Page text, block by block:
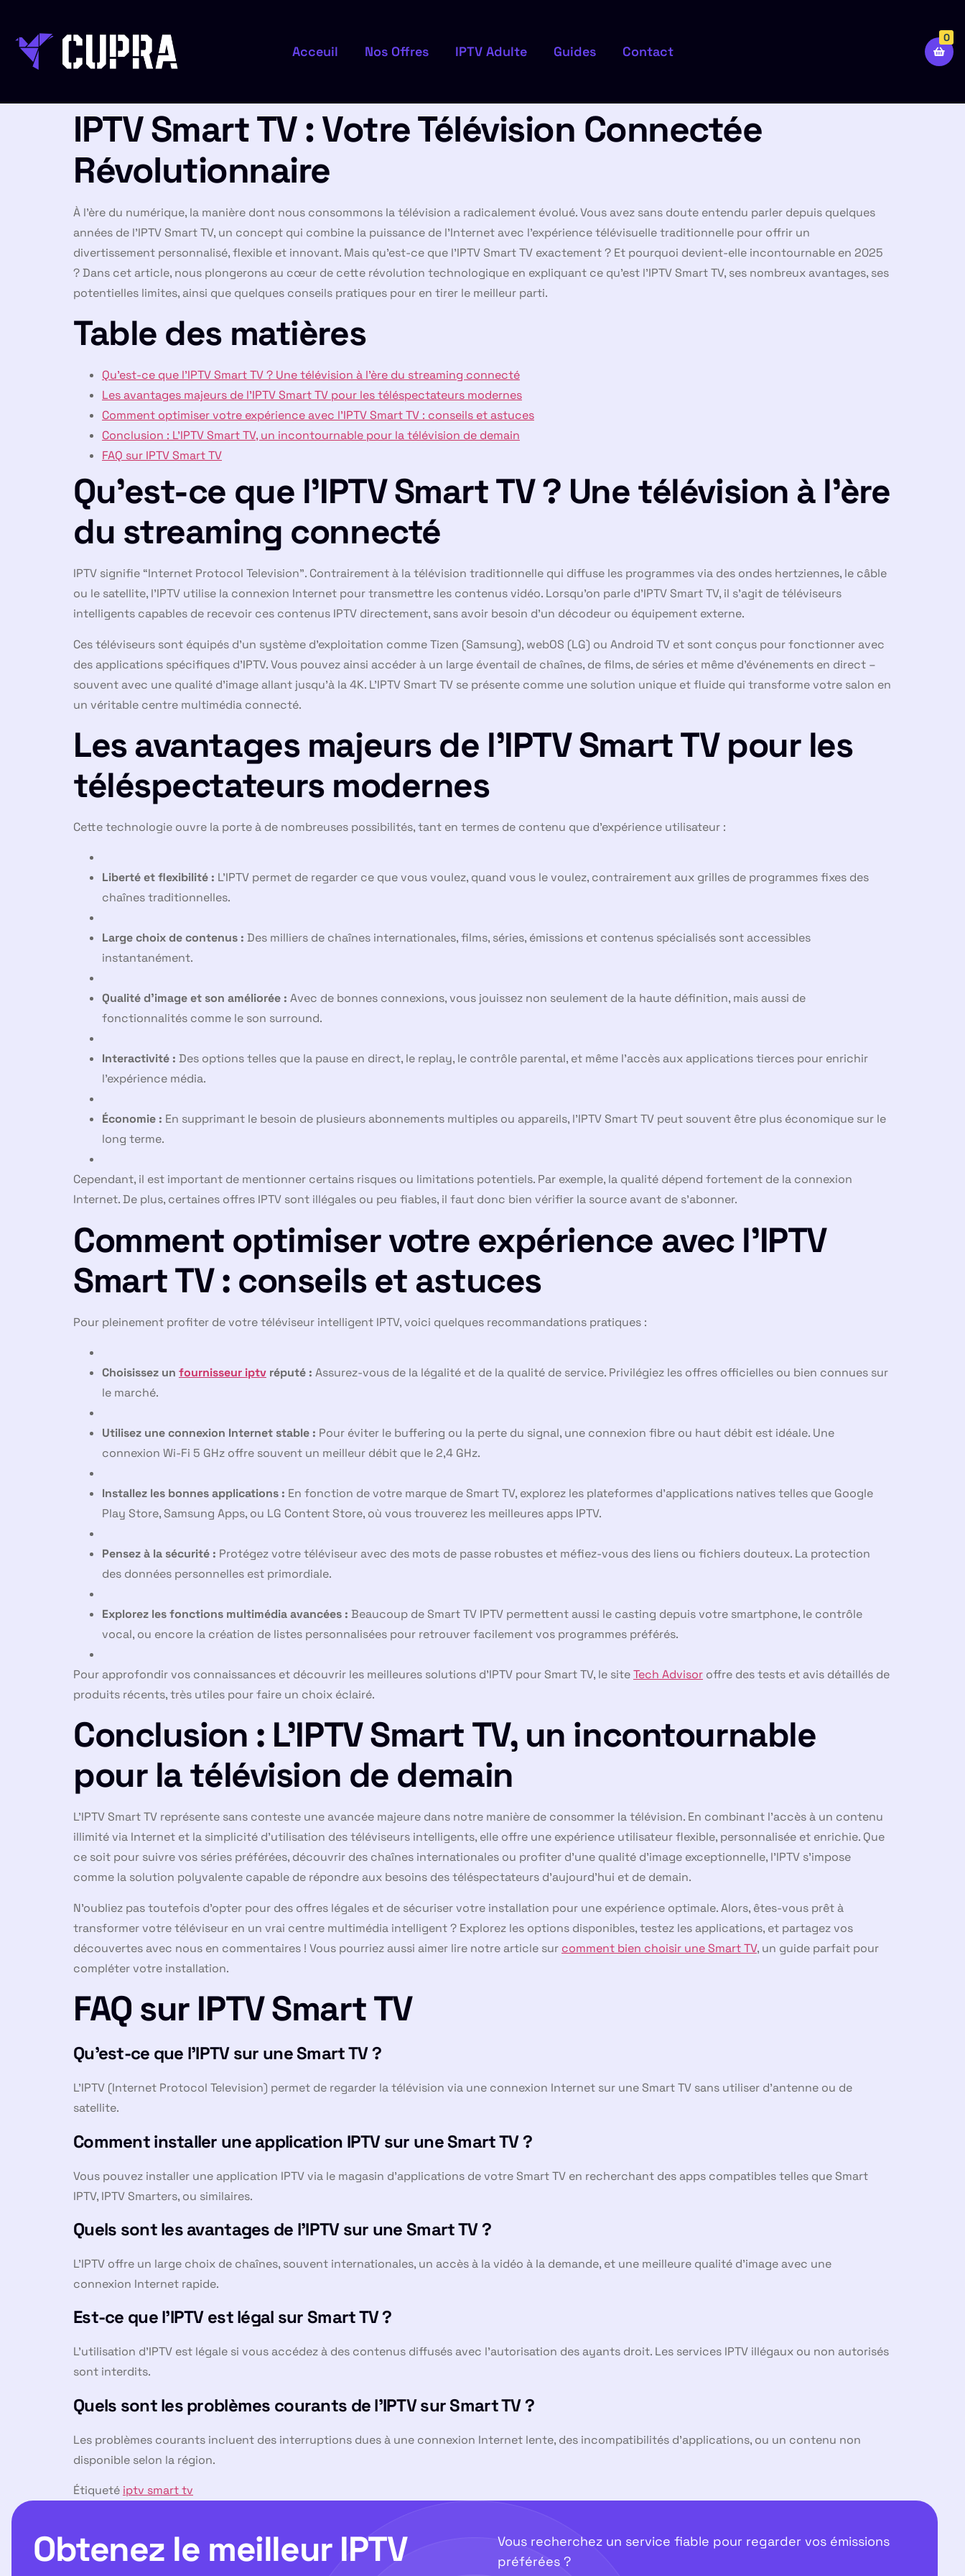
Acceuil Nos Offres IPTV Adulte Guides Contact
0
IPTV Smart TV : Votre Télévision Connectée
Révolutionnaire
À l’ère du numérique, la manière dont nous consommons la télévision a radicalement évolué. Vous avez sans doute entendu parler depuis quelques
années de l’IPTV Smart TV, un concept qui combine la puissance de l’Internet avec l’expérience télévisuelle traditionnelle pour offrir un
divertissement personnalisé, flexible et innovant. Mais qu’est-ce que l’IPTV Smart TV exactement ? Et pourquoi devient-elle incontournable en 2025
? Dans cet article, nous plongerons au cœur de cette révolution technologique en expliquant ce qu’est l’IPTV Smart TV, ses nombreux avantages, ses
potentielles limites, ainsi que quelques conseils pratiques pour en tirer le meilleur parti.
Table des matières
Qu’est-ce que l’IPTV Smart TV ? Une télévision à l’ère du streaming connecté
Les avantages majeurs de l’IPTV Smart TV pour les téléspectateurs modernes
Comment optimiser votre expérience avec l’IPTV Smart TV : conseils et astuces
Conclusion : L’IPTV Smart TV, un incontournable pour la télévision de demain
FAQ sur IPTV Smart TV
Qu’est-ce que l’IPTV Smart TV ? Une télévision à l’ère
du streaming connecté
IPTV signifie “Internet Protocol Television”. Contrairement à la télévision traditionnelle qui diffuse les programmes via des ondes hertziennes, le câble
ou le satellite, l’IPTV utilise la connexion Internet pour transmettre les contenus vidéo. Lorsqu’on parle d’IPTV Smart TV, il s’agit de téléviseurs
intelligents capables de recevoir ces contenus IPTV directement, sans avoir besoin d’un décodeur ou équipement externe.
Ces téléviseurs sont équipés d’un système d’exploitation comme Tizen (Samsung), webOS (LG) ou Android TV et sont conçus pour fonctionner avec
des applications spécifiques d’IPTV. Vous pouvez ainsi accéder à un large éventail de chaînes, de films, de séries et même d’événements en direct –
souvent avec une qualité d’image allant jusqu’à la 4K. L’IPTV Smart TV se présente comme une solution unique et fluide qui transforme votre salon en
un véritable centre multimédia connecté.
Les avantages majeurs de l’IPTV Smart TV pour les
téléspectateurs modernes
Cette technologie ouvre la porte à de nombreuses possibilités, tant en termes de contenu que d’expérience utilisateur :
Liberté et flexibilité : L’IPTV permet de regarder ce que vous voulez, quand vous le voulez, contrairement aux grilles de programmes fixes des
chaînes traditionnelles.
Large choix de contenus : Des milliers de chaînes internationales, films, séries, émissions et contenus spécialisés sont accessibles
instantanément.
Qualité d’image et son améliorée : Avec de bonnes connexions, vous jouissez non seulement de la haute définition, mais aussi de
fonctionnalités comme le son surround.
Interactivité : Des options telles que la pause en direct, le replay, le contrôle parental, et même l’accès aux applications tierces pour enrichir
l’expérience média.
Économie : En supprimant le besoin de plusieurs abonnements multiples ou appareils, l’IPTV Smart TV peut souvent être plus économique sur le
long terme.
Cependant, il est important de mentionner certains risques ou limitations potentiels. Par exemple, la qualité dépend fortement de la connexion
Internet. De plus, certaines offres IPTV sont illégales ou peu fiables, il faut donc bien vérifier la source avant de s’abonner.
Comment optimiser votre expérience avec l’IPTV
Smart TV : conseils et astuces
Pour pleinement profiter de votre téléviseur intelligent IPTV, voici quelques recommandations pratiques :
Choisissez un fournisseur iptv réputé : Assurez-vous de la légalité et de la qualité de service. Privilégiez les offres officielles ou bien connues sur
le marché.
Utilisez une connexion Internet stable : Pour éviter le buffering ou la perte du signal, une connexion fibre ou haut débit est idéale. Une
connexion Wi-Fi 5 GHz offre souvent un meilleur débit que le 2,4 GHz.
Installez les bonnes applications : En fonction de votre marque de Smart TV, explorez les plateformes d’applications natives telles que Google
Play Store, Samsung Apps, ou LG Content Store, où vous trouverez les meilleures apps IPTV.
Pensez à la sécurité : Protégez votre téléviseur avec des mots de passe robustes et méfiez-vous des liens ou fichiers douteux. La protection
des données personnelles est primordiale.
Explorez les fonctions multimédia avancées : Beaucoup de Smart TV IPTV permettent aussi le casting depuis votre smartphone, le contrôle
vocal, ou encore la création de listes personnalisées pour retrouver facilement vos programmes préférés.
Pour approfondir vos connaissances et découvrir les meilleures solutions d’IPTV pour Smart TV, le siteTech Advisor offre des tests et avis détaillés de
produits récents, très utiles pour faire un choix éclairé.
Conclusion : L’IPTV Smart TV, un incontournable
pour la télévision de demain
L’IPTV Smart TV représente sans conteste une avancée majeure dans notre manière de consommer la télévision. En combinant l’accès à un contenu
illimité via Internet et la simplicité d’utilisation des téléviseurs intelligents, elle offre une expérience utilisateur flexible, personnalisée et enrichie. Que
ce soit pour suivre vos séries préférées, découvrir des chaînes internationales ou profiter d’une qualité d’image exceptionnelle, l’IPTV s’impose
comme la solution polyvalente capable de répondre aux besoins des téléspectateurs d’aujourd’hui et de demain.
N’oubliez pas toutefois d’opter pour des offres légales et de sécuriser votre installation pour une expérience optimale. Alors, êtes-vous prêt à
transformer votre téléviseur en un vrai centre multimédia intelligent ? Explorez les options disponibles, testez les applications, et partagez vos
découvertes avec nous en commentaires ! Vous pourriez aussi aimer lire notre article sur comment bien choisir une Smart TV, un guide parfait pour
compléter votre installation.
FAQ sur IPTV Smart TV
Qu’est-ce que l’IPTV sur une Smart TV ?
L’IPTV (Internet Protocol Television) permet de regarder la télévision via une connexion Internet sur une Smart TV sans utiliser d’antenne ou de
satellite.
Comment installer une application IPTV sur une Smart TV ?
Vous pouvez installer une application IPTV via le magasin d’applications de votre Smart TV en recherchant des apps compatibles telles que Smart
IPTV, IPTV Smarters, ou similaires.
Quels sont les avantages de l’IPTV sur une Smart TV ?
L’IPTV offre un large choix de chaînes, souvent internationales, un accès à la vidéo à la demande, et une meilleure qualité d’image avec une
connexion Internet rapide.
Est-ce que l’IPTV est légal sur Smart TV ?
L’utilisation d’IPTV est légale si vous accédez à des contenus diffusés avec l’autorisation des ayants droit. Les services IPTV illégaux ou non autorisés
sont interdits.
Quels sont les problèmes courants de l’IPTV sur Smart TV ?
Les problèmes courants incluent des interruptions dues à une connexion Internet lente, des incompatibilités d’applications, ou un contenu non
disponible selon la région.
Étiqueté iptv smart tv
Obtenez le meilleur IPTV
Vous recherchez un service fiable pour regarder vos émissions
préférées ?